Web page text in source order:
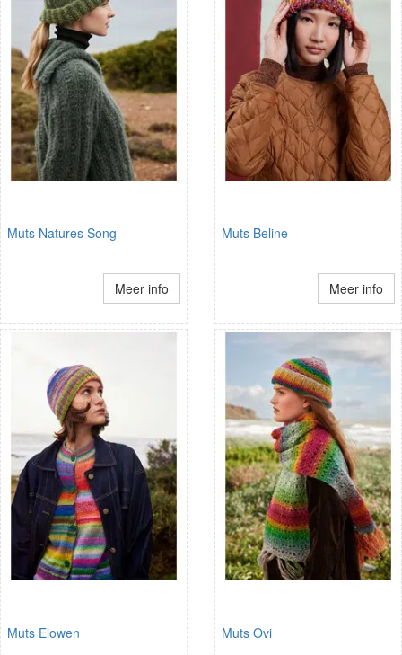
Muts Natures Song
Meer info
Muts Beline
Meer info
Muts Elowen Muts Ovi